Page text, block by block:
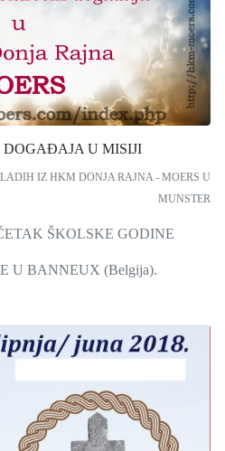
U MISIJI
IZ HKM DONJA RAJNA - MOERS U
MUNSTER
ŠKOLSKE GODINE
U BANNEUX (Belgija).